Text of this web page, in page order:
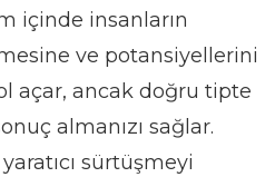
içinde insanların
ve potansiyellerini
açar, ancak doğru tipte
almanızı sağlar.
sürtüşmeyi